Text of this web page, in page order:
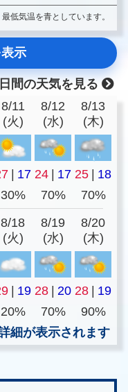
低気温を青としています。
示
間の天気を見る
8/11
(火)
8/12
(水)
8/13
(木)
| 17 24 | 17 25 | 18
30% 70% 70%
8/18
(火)
8/19
(水)
8/20
(木)
| 19 28 | 20 28 | 19
20% 70%
90%
細が表示されます